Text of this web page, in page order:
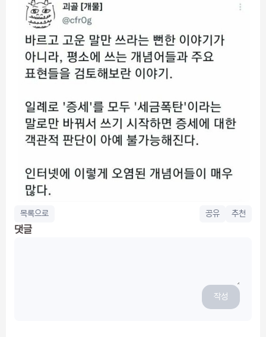
목록으로 공유 추천
댓글
작성